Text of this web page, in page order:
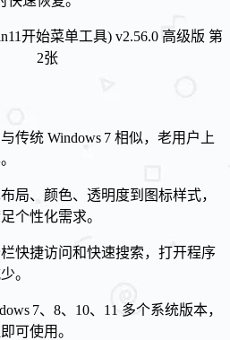
传统 Windows 7 相似，老用户上
局、颜色、透明度到图标样式，
个性化需求。
快捷访问和快速搜索，打开程序
。
7、8、10、11 多个系统版本，
可使用。